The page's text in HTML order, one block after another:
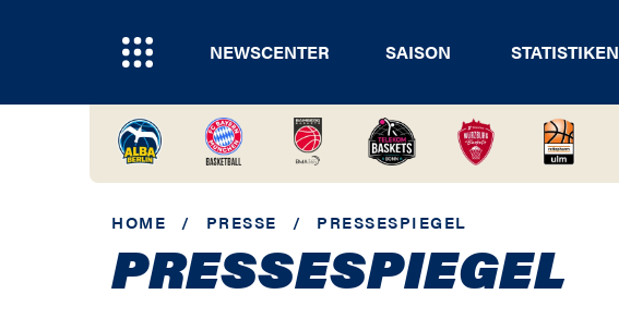
NEWSCENTER SAISON STATISTIKEN
HOME / PRESSE / PRESSESPIEGEL
PRESSESPIEGEL